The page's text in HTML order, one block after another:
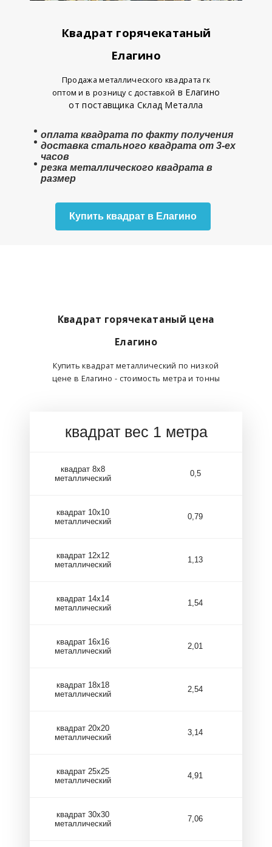
Квадрат горячекатаный
Елагино
Продажа металлического квадрата гк
оптом и в розницу с доставкой в Елагино
от поставщика Склад Металла
оплата квадрата по факту получения
доставка стального квадрата от 3-ех
часов
резка металлического квадрата в
размер
Купить квадрат в Елагино
Квадрат горячекатаный цена
Елагино
Купить квадрат металлический по низкой
цене в Елагино - стоимость метра и тонны
квадрат вес 1 метра
квадрат 8х8
металлический
0,5
квадрат 10х10
металлический
0,79
квадрат 12х12
металлический
1,13
квадрат 14х14
металлический
1,54
квадрат 16х16
металлический
2,01
квадрат 18х18
металлический
2,54
квадрат 20х20
металлический
3,14
квадрат 25х25
металлический
4,91
квадрат 30х30
металлический
7,06